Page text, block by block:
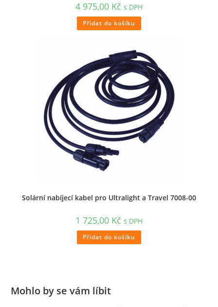
4 975,00 Kč s DPH
Přidat do košíku
Solární nabíjecí kabel pro Ultralight a Travel 7008-00
1 725,00 Kč s DPH
Přidat do košíku
Mohlo by se vám líbit